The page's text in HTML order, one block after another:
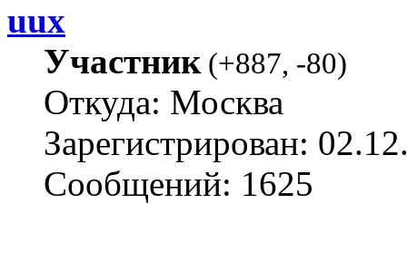
uux
Участник(+887, -80)
Откуда: Москва
Зарегистрирован:
Сообщений: 1625